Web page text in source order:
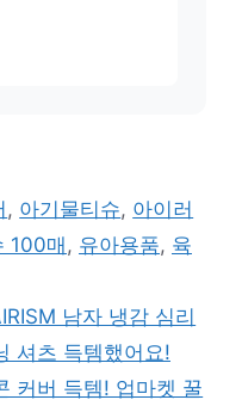
, 아기물티슈, 아이러
100매 , 유아용품, 육
남자 냉감 심리
셔츠 득템했어요!
커버 득템! 업마켓 꿀